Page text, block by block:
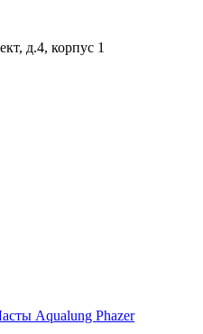
д.4, корпус 1
Aqualung Phazer